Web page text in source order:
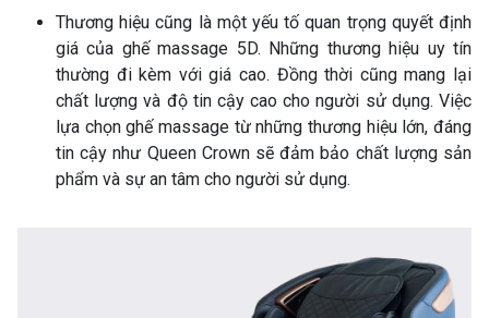
Thương hiệu cũng là một yếu tố quan trọng quyết định
giá của ghế massage 5D. Những thương hiệu uy tín
thường đi kèm với giá cao. Đồng thời cũng mang lại
chất lượng và độ tin cậy cao cho người sử dụng. Việc
lựa chọn ghế massage từ những thương hiệu lớn, đáng
tin cậy như Queen Crown sẽ đảm bảo chất lượng sản
phẩm và sự an tâm cho người sử dụng.